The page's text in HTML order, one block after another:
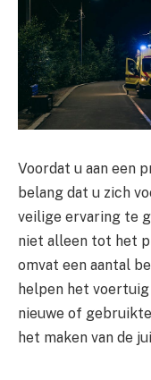
Voordat u aan een
belang dat u zich
veilige ervaring te
niet alleen tot het
omvat een aantal
helpen het
nieuwe of
het maken van de